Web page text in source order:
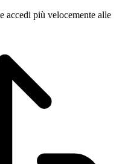
accedi più velocemente alle